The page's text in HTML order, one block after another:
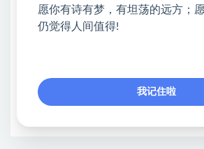
类&副业类，资源丰富 物超所值。
❤能助您：找项目 + 低成本创业 + 减
❤如果您也依存于互联网，欢迎加入
早为您提供丰盛价值。祝您前程似
愿你有诗有梦，有坦荡的远方；
仍觉得人间值得!
我记住啦